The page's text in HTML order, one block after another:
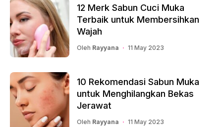
12 Merk Sabun Cuci Muka
Terbaik untuk Membersihkan
Wajah
Oleh Rayyana 11 May 2023
10 Rekomendasi Sabun Muka
untuk Menghilangkan Bekas
Jerawat
Oleh Rayyana 11 May 2023